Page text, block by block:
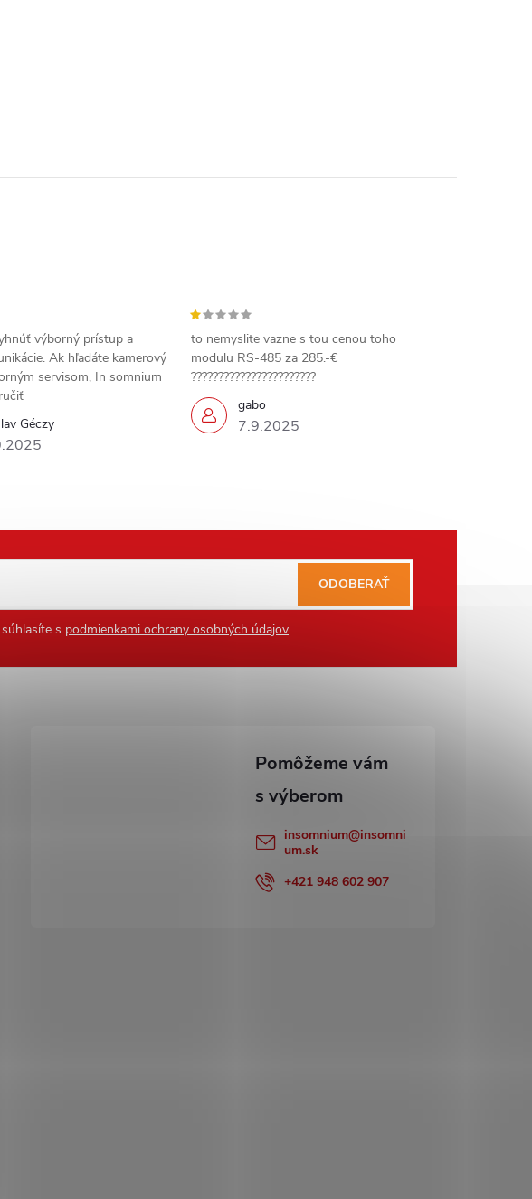
Géczy
výborný prístup a
Ak hľadáte kamerový
servisom, In somnium
gabo
7.9.2025
to nemyslite vazne s tou cenou toho
modulu RS-485 za 285.-€
???????????????????????
s podmienkami ochrany osobných údajov
ODOBERAŤ
insomnium@insomni
um.sk
+421 948 602 907